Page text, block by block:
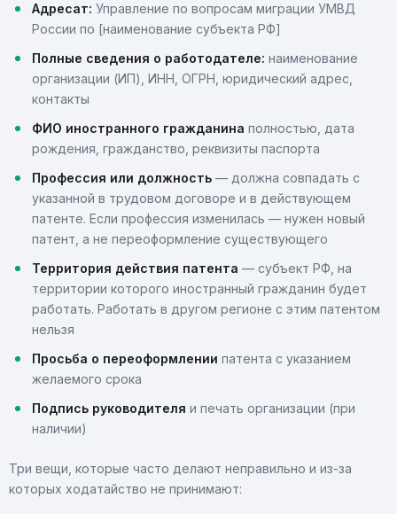
Адресат: Управление по вопросам миграции УМВД
России по [наименование субъекта РФ]
Полные сведения о работодателе: наименование
организации (ИП), ИНН, ОГРН, юридический адрес,
контакты
ФИО иностранного гражданина полностью, дата
рождения, гражданство, реквизиты паспорта
Профессия или должность — должна совпадать с
указанной в трудовом договоре и в действующем
патенте. Если профессия изменилась — нужен новый
патент, а не переоформление существующего
Территория действия патента — субъект РФ, на
территории которого иностранный гражданин будет
работать. Работать в другом регионе с этим патентом
нельзя
Просьба о переоформлении патента с указанием
желаемого срока
Подпись руководителя и печать организации (при
наличии)
Три вещи, которые часто делают неправильно и из-за
которых ходатайство не принимают: